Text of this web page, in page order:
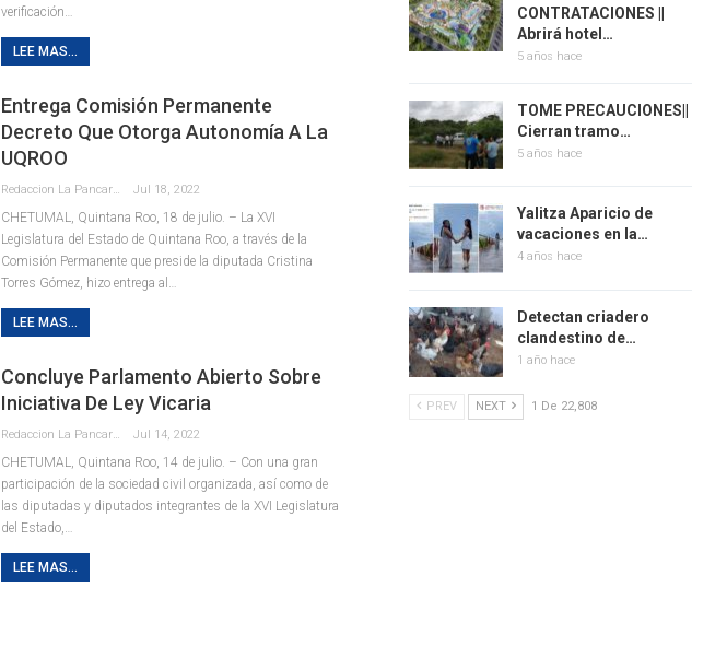
verificación
LEE MAS...
Entrega Comisión Permanente
Decreto Que Otorga Autonomía A La
UQROO
Jul 18, 2022
CHETUMAL, Quintana Roo, 18 de julio. – La XVI
Legislatura del Estado de Quintana Roo, a través de la
Comisión Permanente que preside la diputada Cristina
Torres Gómez, hizo entrega al
LEE MAS...
Concluye Parlamento Abierto Sobre
Iniciativa De Ley Vicaria
Jul 14, 2022
CHETUMAL, Quintana Roo, 14 de julio. – Con una gran
participación de la sociedad civil organizada, así como de
las diputadas y diputados integrantes de la XVI Legislatura
del Estado,
LEE MAS...
CONTRATACIONES ||
Abrirá hotel…
5 años hace
TOME PRECAUCIONES||
Cierran tramo…
5 años hace
Yalitza Aparicio de
vacaciones en la…
4 años hace
Detectan criadero
clandestino de…
1 año hace
PREV NEXT 1 De 22,808